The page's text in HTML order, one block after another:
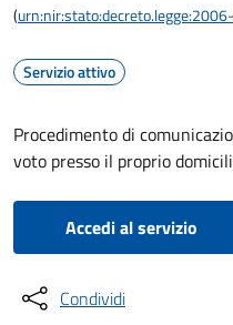
(
Servizio attivo
Procedimento di
voto presso il proprio
Accedi al servizio
Condividi